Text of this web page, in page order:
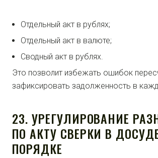
Отдельный акт в рублях;
Отдельный акт в валюте;
Сводный акт в рублях.
Это позволит избежать ошибок
зафиксировать задолженность в
23. УРЕГУЛИРОВАНИЕ
ПО АКТУ СВЕРКИ В
ПОРЯДКЕ